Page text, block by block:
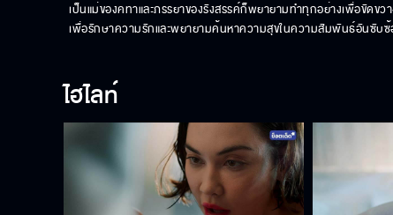
เป็นแม่ของคทาและภรรยาของรังสรรค์ก็พยายามทำทุกอย่างเพื่อขัด
เพื่อรักษาความรักและพยายามค้นหาความสุขในความสัมพันธ์อันซับ
ไฮไลท์